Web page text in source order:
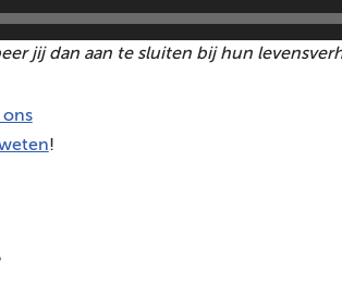
jij dan aan te sluiten bij hun
ons
!